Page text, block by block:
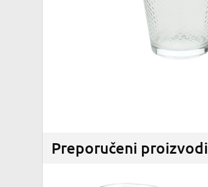
Preporučeni proizvodi